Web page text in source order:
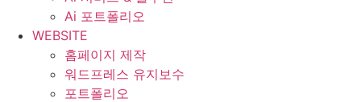
Ai 포트폴리오
WEBSITE
홈페이지 제작
워드프레스 유지보수
포트폴리오